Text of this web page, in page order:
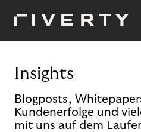
Insights
Blogposts,
Kundenerfolge und
mit uns auf dem